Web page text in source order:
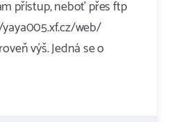
přístup, neboť přes ftp
web/
výš. Jedná se o